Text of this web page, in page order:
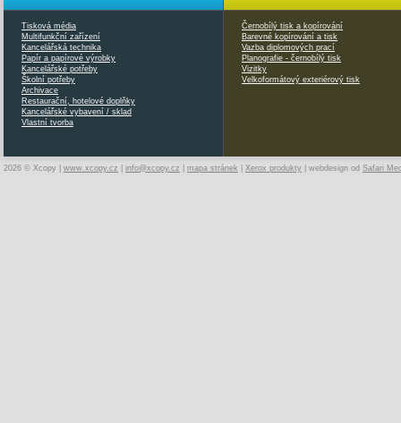
Tisková média
Multifunkční zařízení
Kancelářská technika
Papír a papírové výrobky
Kancelářské potřeby
Školní potřeby
Archivace
Restaurační, hotelové doplňky
Kancelářské vybavení / sklad
Vlastní tvorba
Černobílý tisk a kopírování
Barevné kopírování a tisk
Vazba diplomových prací
Planografie - černobílý tisk
Vizitky
Velkoformátový exteriérový tisk
2026 © Xcopy | www.xcopy.cz info@xcopy.cz mapa stránek Xerox produkty | webdesign od Safari